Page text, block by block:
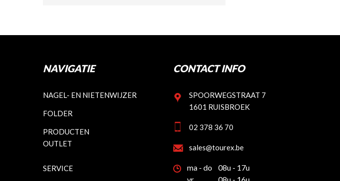
NAVIGATIE
NAGEL- EN NIETENWIJZER
FOLDER
PRODUCTEN
OUTLET
SERVICE
CONTACT INFO
SPOORWEGSTRAAT 7
1601 RUISBROEK
02 378 36 70
sales@tourex.be
ma - do
08u - 17u